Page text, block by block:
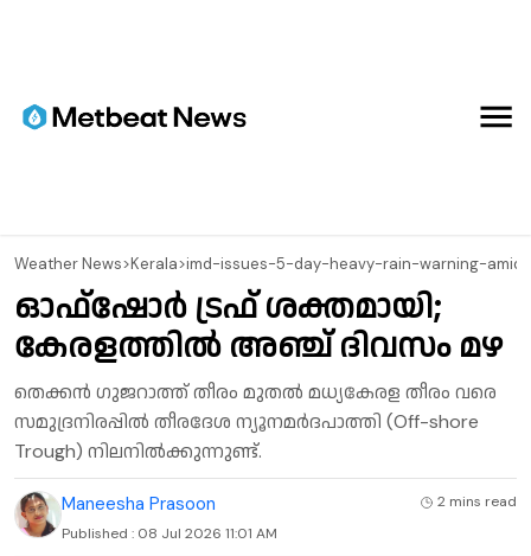
⁠Weather News>Kerala>imd-issues-5-day-heavy-rain-warning-
ഓഫ്‌ഷോർ ട്രഫ് ശക്തമായി;
കേരളത്തിൽ അഞ്ച് ദിവസം മഴ
തെക്കൻ ഗുജറാത്ത് തീരം മുതൽ മധ്യകേരള തീരം വരെ
സമുദ്രനിരപ്പിൽ തീരദേശ ന്യൂനമർദപാത്തി (Off-shore
Trough) നിലനിൽക്കുന്നുണ്ട്.
Maneesha Prasoon 2 mins read
Published : 08 Jul 2026 11:01 AM